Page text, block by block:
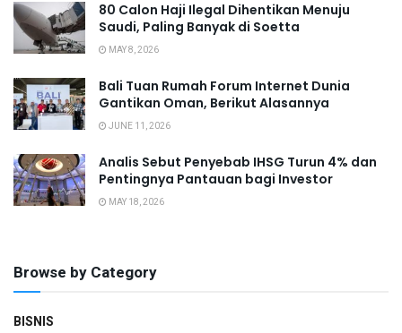
80 Calon Haji Ilegal Dihentikan Menuju
Saudi, Paling Banyak di Soetta
MAY 8, 2026
Bali Tuan Rumah Forum Internet Dunia
Gantikan Oman, Berikut Alasannya
JUNE 11, 2026
Analis Sebut Penyebab IHSG Turun 4% dan
Pentingnya Pantauan bagi Investor
MAY 18, 2026
Browse by Category
BISNIS